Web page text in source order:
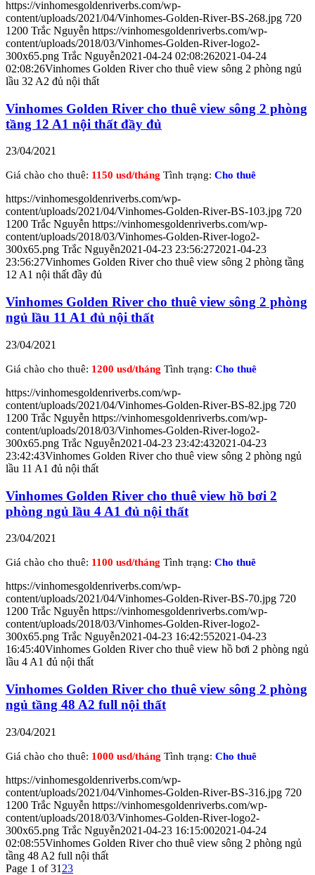
https://vinhomesgoldenriverbs.com/wp-
content/uploads/2021/04/Vinhomes-Golden-River-BS-268.jpg 720
1200 Trắc Nguyễn https://vinhomesgoldenriverbs.com/wp-
content/uploads/2018/03/Vinhomes-Golden-River-logo2-
300x65.png Trắc Nguyễn2021-04-24 02:08:262021-04-24
02:08:26Vinhomes Golden River cho thuê view sông 2 phòng ngủ
lầu 32 A2 đủ nội thất
Vinhomes Golden River cho thuê view sông 2 phòng
tầng 12 A1 nội thất đầy đủ
23/04/2021
Giá chào cho thuê: 1150 usd/tháng Tình trạng: Cho thuê
https://vinhomesgoldenriverbs.com/wp-
content/uploads/2021/04/Vinhomes-Golden-River-BS-103.jpg 720
1200 Trắc Nguyễn https://vinhomesgoldenriverbs.com/wp-
content/uploads/2018/03/Vinhomes-Golden-River-logo2-
300x65.png Trắc Nguyễn2021-04-23 23:56:272021-04-23
23:56:27Vinhomes Golden River cho thuê view sông 2 phòng tầng
12 A1 nội thất đầy đủ
Vinhomes Golden River cho thuê view sông 2 phòng
ngủ lầu 11 A1 đủ nội thất
23/04/2021
Giá chào cho thuê: 1200 usd/tháng Tình trạng: Cho thuê
https://vinhomesgoldenriverbs.com/wp-
content/uploads/2021/04/Vinhomes-Golden-River-BS-82.jpg 720
1200 Trắc Nguyễn https://vinhomesgoldenriverbs.com/wp-
content/uploads/2018/03/Vinhomes-Golden-River-logo2-
300x65.png Trắc Nguyễn2021-04-23 23:42:432021-04-23
23:42:43Vinhomes Golden River cho thuê view sông 2 phòng ngủ
lầu 11 A1 đủ nội thất
Vinhomes Golden River cho thuê view hồ bơi 2
phòng ngủ lầu 4 A1 đủ nội thất
23/04/2021
Giá chào cho thuê: 1100 usd/tháng Tình trạng: Cho thuê
https://vinhomesgoldenriverbs.com/wp-
content/uploads/2021/04/Vinhomes-Golden-River-BS-70.jpg 720
1200 Trắc Nguyễn https://vinhomesgoldenriverbs.com/wp-
content/uploads/2018/03/Vinhomes-Golden-River-logo2-
300x65.png Trắc Nguyễn2021-04-23 16:42:552021-04-23
16:45:40Vinhomes Golden River cho thuê view hồ bơi 2 phòng ngủ
lầu 4 A1 đủ nội thất
Vinhomes Golden River cho thuê view sông 2 phòng
ngủ tầng 48 A2 full nội thất
23/04/2021
Giá chào cho thuê: 1000 usd/tháng Tình trạng: Cho thuê
https://vinhomesgoldenriverbs.com/wp-
content/uploads/2021/04/Vinhomes-Golden-River-BS-316.jpg 720
1200 Trắc Nguyễn https://vinhomesgoldenriverbs.com/wp-
content/uploads/2018/03/Vinhomes-Golden-River-logo2-
300x65.png Trắc Nguyễn2021-04-23 16:15:002021-04-24
02:08:55Vinhomes Golden River cho thuê view sông 2 phòng ngủ
tầng 48 A2 full nội thất
Page 1 of 31 23